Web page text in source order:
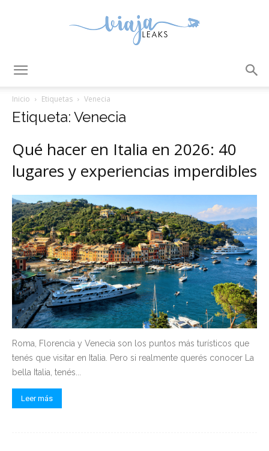
Inicio Etiquetas Venecia
Etiqueta: Venecia
Qué hacer en Italia en 2026: 40
lugares y experiencias imperdibles
Roma, Florencia y Venecia son los puntos más turísticos que
tenés que visitar en Italia. Pero si realmente querés conocer La
bella Italia, tenés...
Leer más